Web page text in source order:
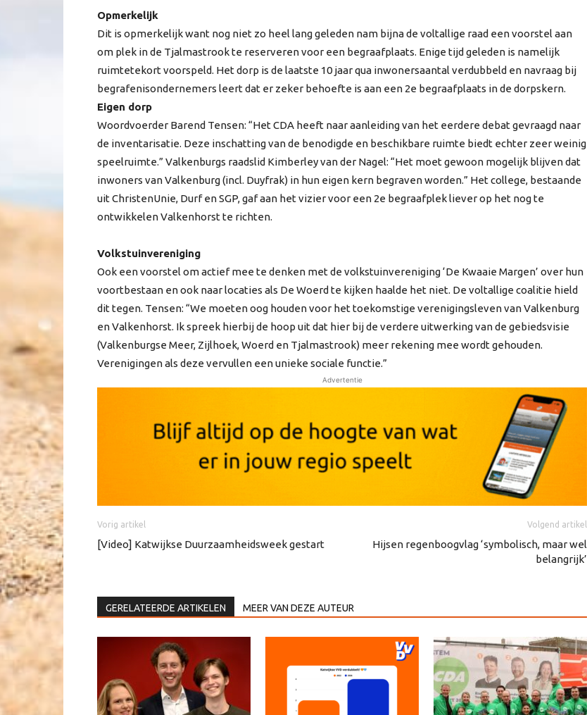
Opmerkelijk
Dit is opmerkelijk want nog niet zo heel lang geleden nam bijna de voltallige raad een voorstel aan
om plek in de Tjalmastrook te reserveren voor een begraafplaats. Enige tijd geleden is namelijk
ruimtetekort voorspeld. Het dorp is de laatste 10 jaar qua inwonersaantal verdubbeld en navraag bij
begrafenisondernemers leert dat er zeker behoefte is aan een 2e begraafplaats in de dorpskern.
Eigen dorp
Woordvoerder Barend Tensen: “Het CDA heeft naar aanleiding van het eerdere debat gevraagd naar
de inventarisatie. Deze inschatting van de benodigde en beschikbare ruimte biedt echter zeer weinig
speelruimte.” Valkenburgs raadslid Kimberley van der Nagel: “Het moet gewoon mogelijk blijven dat
inwoners van Valkenburg (incl. Duyfrak) in hun eigen kern begraven worden.” Het college, bestaande
uit ChristenUnie, Durf en SGP, gaf aan het vizier voor een 2e begraafplek liever op het nog te
ontwikkelen Valkenhorst te richten.
Volkstuinvereniging
Ook een voorstel om actief mee te denken met de volkstuinvereniging ‘De Kwaaie Margen’ over hun
voortbestaan en ook naar locaties als De Woerd te kijken haalde het niet. De voltallige coalitie hield
dit tegen. Tensen: “We moeten oog houden voor het toekomstige verenigingsleven van Valkenburg
en Valkenhorst. Ik spreek hierbij de hoop uit dat hier bij de verdere uitwerking van de gebiedsvisie
(Valkenburgse Meer, Zijlhoek, Woerd en Tjalmastrook) meer rekening mee wordt gehouden.
Verenigingen als deze vervullen een unieke sociale functie.”
Advertentie
Vorig artikel
[Video] Katwijkse Duurzaamheidsweek gestart
Volgend artikel
Hijsen regenboogvlag ‘symbolisch, maar wel
belangrijk’
GERELATEERDE ARTIKELEN MEER VAN DEZE AUTEUR